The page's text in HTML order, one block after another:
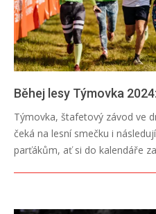
Běhej lesy Týmovka
01-
Týmovka, štafetový závod ve
čeká na lesní smečku i
parťákům, ať si do kalendáře